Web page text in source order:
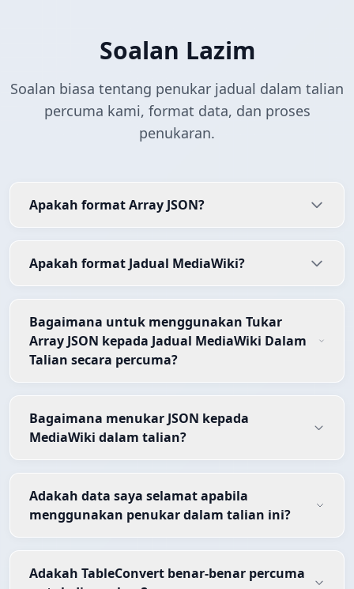
Soalan Lazim
Soalan biasa tentang penukar jadual dalam talian
percuma kami, format data, dan proses
penukaran.
Apakah format Array JSON?
Apakah format Jadual MediaWiki?
Bagaimana untuk menggunakan Tukar
Array JSON kepada Jadual MediaWiki Dalam
Talian secara percuma?
Bagaimana menukar JSON kepada
MediaWiki dalam talian?
Adakah data saya selamat apabila
menggunakan penukar dalam talian ini?
Adakah TableConvert benar-benar percuma